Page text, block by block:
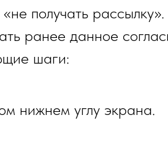
получать рассылку».
ранее данное
шаги:
нижнем углу экрана.